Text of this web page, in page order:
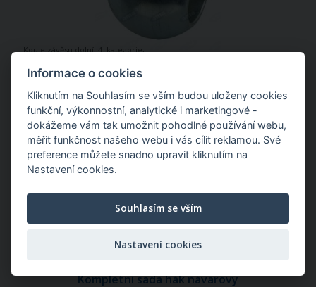
Skladem v Itálii
Můžete mít:Úterý 08.09.2026
841,51 Kč
Koule závěsu dolní, 4. kategorie,
Kategorie: 4
Koule Ø:85 mm
Čep Ø D (mm):51 mm
Kompletní sada hák návarový
Informace o cookies
Kliknutím na Souhlasím se vším budou uloženy cookies
funkční, výkonnostní, analytické i marketingové -
dokážeme vám tak umožnit pohodlné používání webu,
měřit funkčnost našeho webu i vás cílit reklamou. Své
preference můžete snadno upravit kliknutím na
Nastavení cookies.
Souhlasím se vším
Nastavení cookies